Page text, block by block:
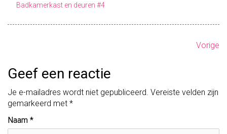
Badkamerkast en deuren #4
e
r
i
c
Vorige
Geef een reactie
Je e-mailadres wordt niet gepubliceerd. Vereiste velden zijn
gemarkeerd met *
Naam *